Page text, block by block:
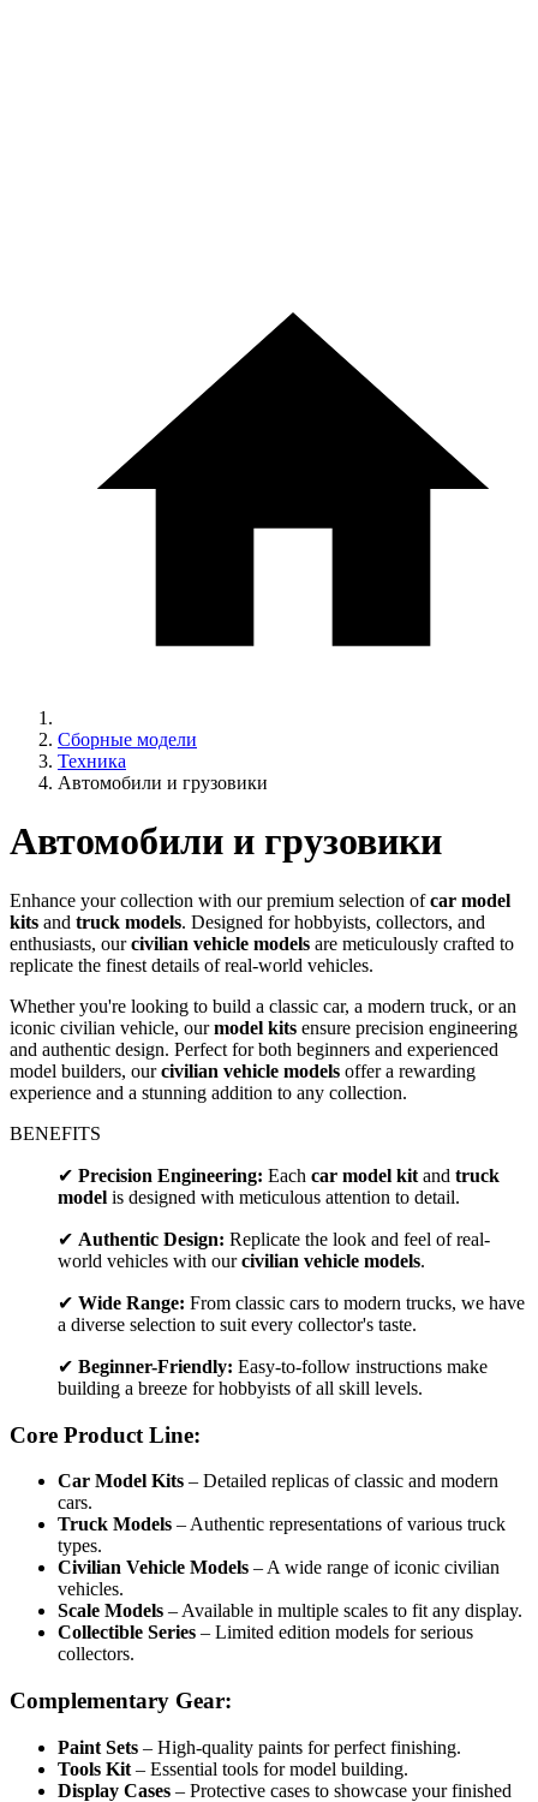
Сборные модели
Техника
Автомобили и грузовики
Автомобили и грузовики
Enhance your collection with our premium selection ofcar model
kits and truck models. Designed for hobbyists, collectors, and
enthusiasts, ourcivilian vehicle models are meticulously crafted to
replicate the finest details of real-world vehicles.
Whether you're looking to build a classic car, a modern truck, or an
iconic civilian vehicle, ourmodel kits ensure precision engineering
and authentic design. Perfect for both beginners and experienced
model builders, ourcivilian vehicle models offer a rewarding
experience and a stunning addition to any collection.
BENEFITS
✔ Precision Engineering: Each car model kit and truck
model is designed with meticulous attention to detail.
✔ Authentic Design: Replicate the look and feel of real-
world vehicles with ourcivilian vehicle models.
✔ Wide Range: From classic cars to modern trucks, we have
a diverse selection to suit every collector's taste.
✔ Beginner-Friendly: Easy-to-follow instructions make
building a breeze for hobbyists of all skill levels.
Core Product Line:
Car Model Kits – Detailed replicas of classic and modern
cars.
Truck Models – Authentic representations of various truck
types.
Civilian Vehicle Models – A wide range of iconic civilian
vehicles.
Scale Models – Available in multiple scales to fit any display.
Collectible Series – Limited edition models for serious
collectors.
Complementary Gear:
Paint Sets – High-quality paints for perfect finishing.
Tools Kit – Essential tools for model building.
Display Cases – Protective cases to showcase your finished